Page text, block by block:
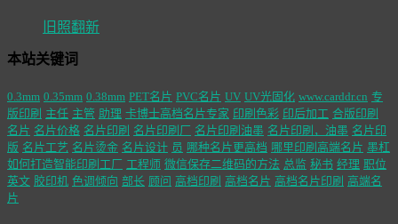
旧照翻新
本站关键词
0.3mm 0.35mm 0.38mm PET名片 PVC名片 UV UV光固化 www.carddr.cn 专
版印刷 主任 主管 助理 卡博士高档名片专家 印刷色彩 印后加工 合版印刷
名片 名片价格 名片印刷 名片印刷厂 名片印刷油墨 名片印刷，油墨 名片印
版 名片工艺 名片烫金 名片设计 员 哪种名片更高档 哪里印刷高端名片 墨杠
如何打造智能印刷工厂 工程师 微信保存二维码的方法 总监 秘书 经理 职位
英文 胶印机 色调倾向 部长 顾问 高档印刷 高档名片 高档名片印刷 高端名
片